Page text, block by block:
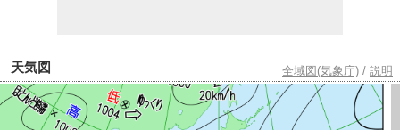
天気図 全域図(気象庁) / 説明